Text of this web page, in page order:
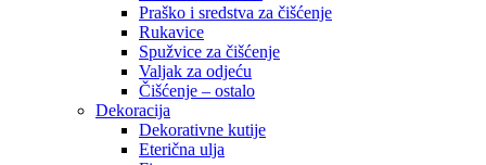
Praško i sredstva za čišćenje
Rukavice
Spužvice za čišćenje
Valjak za odjeću
Čišćenje – ostalo
Dekoracija
Dekorativne kutije
Eterična ulja